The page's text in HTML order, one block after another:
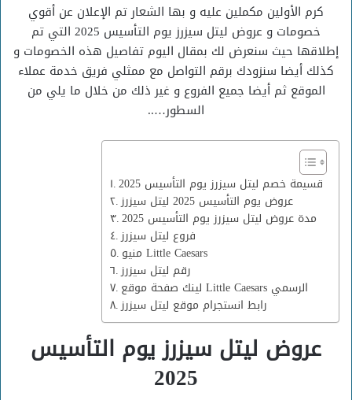
كرم الأولين مكملين عليه و بها الشعار تم الإعلان عن أقوي
خصومات و عروض ليتل سيزرز يوم التأسيس 2025 التي تم
إطلاقها حيث سنعرض لك بمقال اليوم تفاصيل هذه الخصومات و
كذلك أيضا سنزودك برقم التواصل مع ممثلي فريق خدمة عملاء
الموقع ثم أيضا جميع الفروع و غير ذلك من خلال ما يلي من
السطور…..
قسيمة خصم ليتل سيزرز يوم التأسيس 2025
عروض يوم التأسيس 2025 ليتل سيزرز
مدة عروض ليتل سيزرز يوم التأسيس 2025
منيو Little Caesars
رقم ليتل سيزرز
لينك صفحة موقع Little Caesars الرسمي
عروض ليتل سيزرز يوم التأسيس
2025